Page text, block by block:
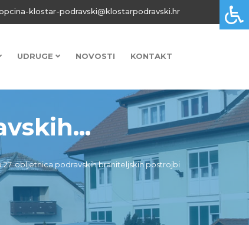
klostar-podravski@klostarpodravski.hr
UDRUGE NOVOSTI KONTAKT
27. obljetnica podravskih braniteljskih postrojbi